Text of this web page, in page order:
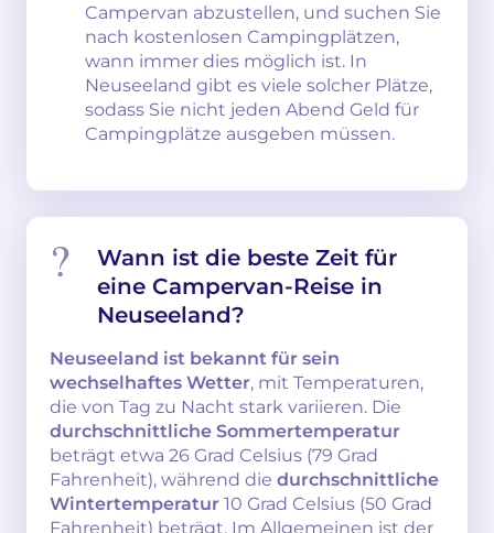
Campervan abzustellen, und suchen Sie
nach kostenlosen Campingplätzen,
wann immer dies möglich ist. In
Neuseeland gibt es viele solcher Plätze,
sodass Sie nicht jeden Abend Geld für
Campingplätze ausgeben müssen.
Wann ist die beste Zeit für
eine Campervan-Reise in
Neuseeland?
Neuseeland ist bekannt für sein
wechselhaftes Wetter, mit Temperaturen,
die von Tag zu Nacht stark variieren. Die
durchschnittliche Sommertemperatur
beträgt etwa 26 Grad Celsius (79 Grad
Fahrenheit), während die durchschnittliche
Wintertemperatur 10 Grad Celsius (50 Grad
Fahrenheit) beträgt. Im Allgemeinen ist der